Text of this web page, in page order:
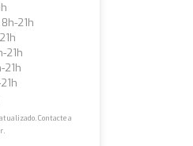
21h
21h
21h
Contacte a